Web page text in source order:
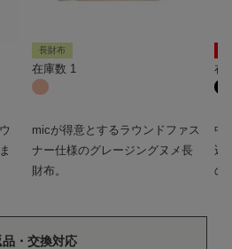
長財布
在庫数 1
micが得意とするラウンドファス
ナー仕様のグレージングヌメ長
財布。
在
中
込
の
品・交換対応